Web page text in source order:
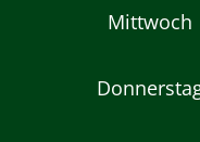
Mittwoch